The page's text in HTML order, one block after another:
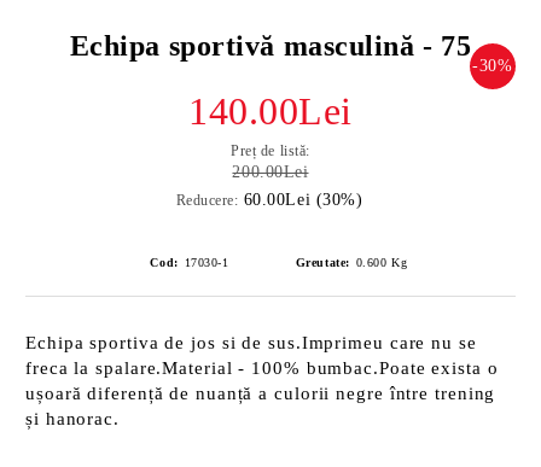
Echipa sportivă masculină - 75
-30%
140.00Lei
Preț de listă:
200.00Lei
Reducere: 60.00Lei (30%)
Cod: 17030-1 Greutate: 0.600 Kg
Echipa sportiva de jos si de sus.Imprimeu care nu se
freca la spalare.Material - 100% bumbac.Poate exista o
ușoară diferență de nuanță a culorii negre între trening
și hanorac.